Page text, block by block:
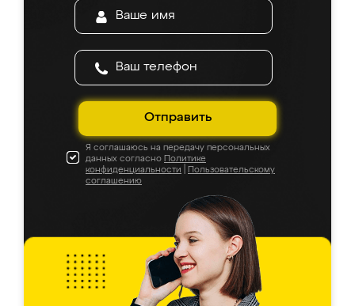
Отправить
Я соглашаюсь на передачу персональных
данных согласно Политике
конфиденциальности
Пользовательскому
соглашению